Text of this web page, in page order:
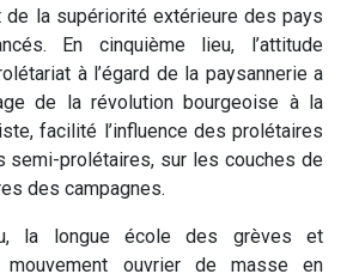
de la supériorité extérieure des pays
En cinquième lieu, l’attitude
à l’égard de la paysannerie a
de la révolution bourgeoise à la
facilité l’influence des prolétaires
semi-prolétaires, sur les couches de
des campagnes.
la longue école des grèves et
mouvement ouvrier de masse en